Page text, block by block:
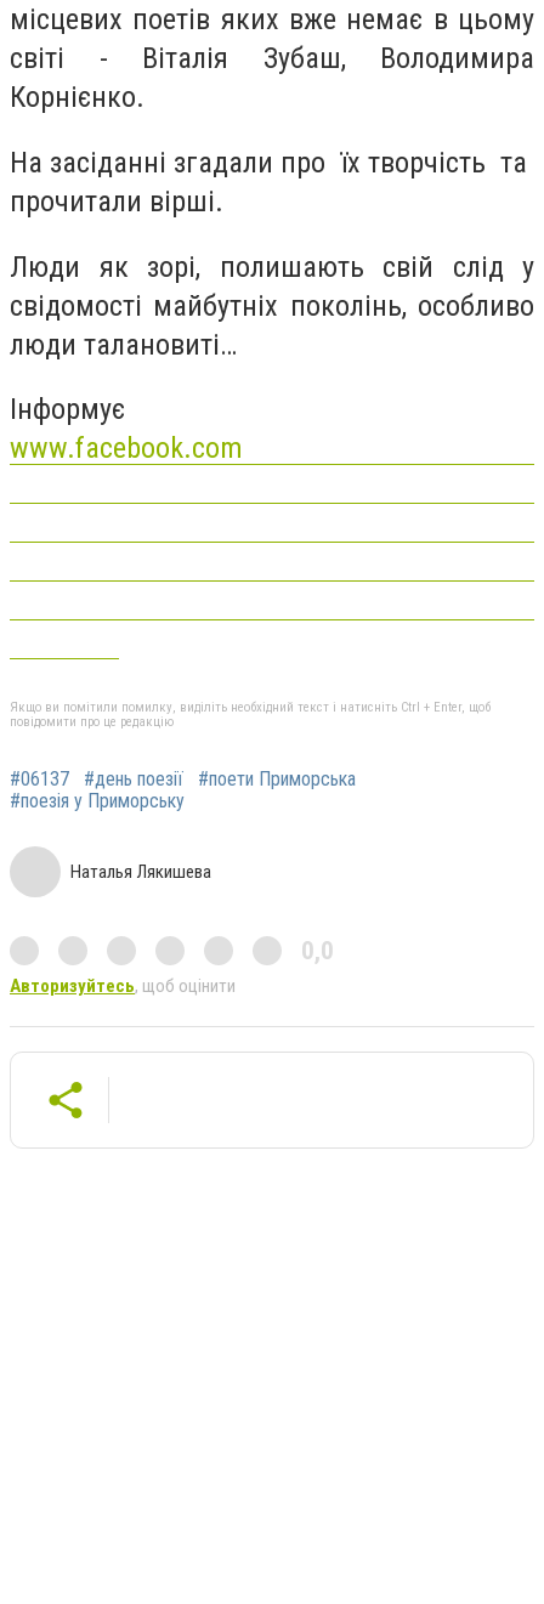
місцевих поетів яких вже немає в цьому
світі - Віталія Зубаш, Володимира
Корнієнко.
На засіданні згадали про їх творчість та
прочитали вірші.
Люди як зорі, полишають свій слід у
свідомості майбутніх поколінь, особливо
люди талановиті…
Інформує
www.facebook.com
Якщо ви помітили помилку, виділіть необхідний текст і натисніть Ctrl + Enter, щоб
повідомити про це редакцію
#06137 #день поезії
#поети Приморська
#поезія у Приморську
Наталья Лякишева
0,0
Авторизуйтесь, щоб оцінити